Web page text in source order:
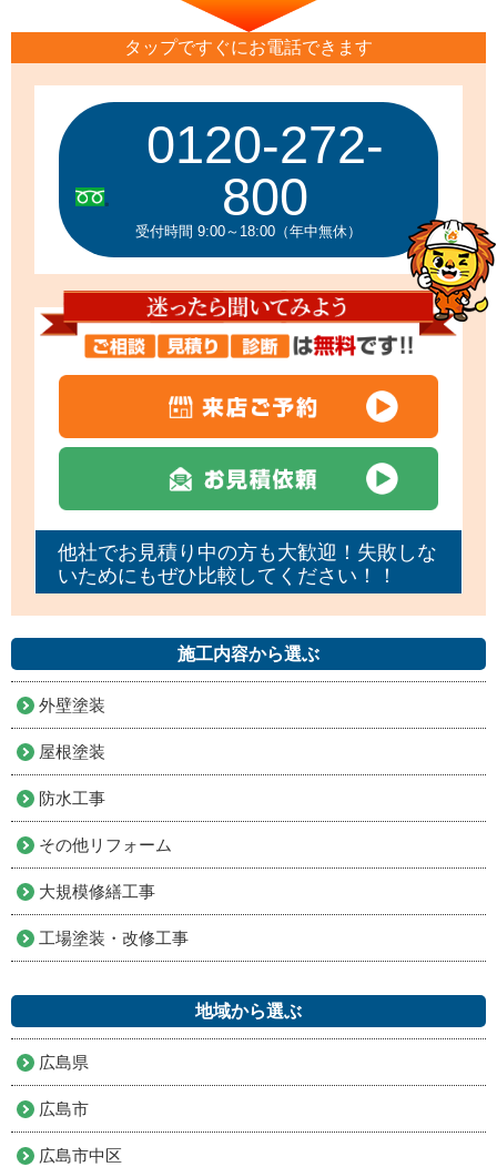
タップですぐにお電話できます
0120-272-
800
受付時間 9:00～18:00（年中無休）
他社でお見積り中の方も大歓迎！失敗しな
いためにもぜひ比較してください！！
施工内容から選ぶ
外壁塗装
屋根塗装
防水工事
その他リフォーム
大規模修繕工事
工場塗装・改修工事
地域から選ぶ
広島県
広島市
広島市中区